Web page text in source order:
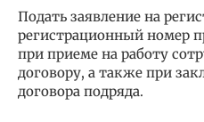
Подать заявление на
регистрационный номер
при приеме на работу
договору, а также при
договора подряда.